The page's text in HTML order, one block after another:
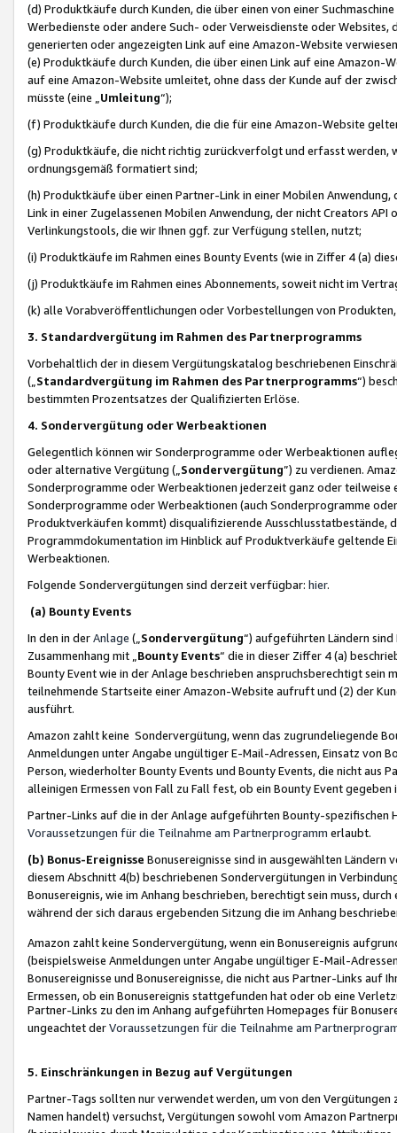
(d) Produktkäufe durch Kunden, die über einen von einer
Werbedienste oder andere Such- oder Verweisdienste oder Websites,
generierten oder angezeigten Link auf eine Amazon-Website
(e) Produktkäufe durch Kunden, die über einen Link auf eine
auf eine Amazon-Website umleitet, ohne dass der Kunde auf der
müsste (eine „ Umleitung“);
(f) Produktkäufe durch Kunden, die die für eine Amazon-Website
(g) Produktkäufe, die nicht richtig zurückverfolgt und erfasst werden,
ordnungsgemäß formatiert sind;
(h) Produktkäufe über einen Partner-Link in einer Mobilen
Link in einer Zugelassenen Mobilen Anwendung, der nicht Creators
Verlinkungstools, die wir Ihnen ggf. zur Verfügung stellen, nutzt;
(i) Produktkäufe im Rahmen eines Bounty Events (wie in Ziffer 4 (a)
(j) Produktkäufe im Rahmen eines Abonnements, soweit nicht im
(k) alle Vorabveröffentlichungen oder Vorbestellungen von
3. Standardvergütung im Rahmen des Partnerprogramms
Vorbehaltlich der in diesem Vergütungskatalog beschriebenen
(„ Standardvergütung im Rahmen des Partnerprogramms“)
bestimmten Prozentsatzes der Qualifizierten Erlöse.
4. Sondervergütung oder Werbeaktionen
Gelegentlich können wir Sonderprogramme oder Werbeaktionen
oder alternative Vergütung („ Sondervergütung”) zu verdienen.
Sonderprogramme oder Werbeaktionen jederzeit ganz oder
Sonderprogramme oder Werbeaktionen (auch Sonderprogramme
Produktverkäufen kommt) disqualifizierende Ausschlusstatbestände,
Programmdokumentation im Hinblick auf Produktverkäufe geltende
Werbeaktionen.
Folgende Sondervergütungen sind derzeit verfügbar: hier.
(a) Bounty Events
In den in derAnlage („ Sondervergütung“) aufgeführten Ländern
Zusammenhang mit „ Bounty Events“ die in dieser Ziffer 4 (a)
Bounty Event wie in der Anlage beschrieben anspruchsberechtigt sein
teilnehmende Startseite einer Amazon-Website aufruft und (2) der
ausführt.
Amazon zahlt keine Sondervergütung, wenn das zugrundeliegende
Anmeldungen unter Angabe ungültiger E-Mail-Adressen, Einsatz von
Person, wiederholter Bounty Events und Bounty Events, die nicht
alleinigen Ermessen von Fall zu Fall fest, ob ein Bounty Event
Partner-Links auf die in der Anlage aufgeführten Bounty-spezifischen
Voraussetzungen für die Teilnahme am Partnerprogramm erlaubt.
(b) Bonus-Ereignisse Bonusereignisse sind in ausgewählten Ländern
diesem Abschnitt 4(b) beschriebenen Sondervergütungen in
Bonusereignis, wie im Anhang beschrieben, berechtigt sein muss,
während der sich daraus ergebenden Sitzung die im Anhang
Amazon zahlt keine Sondervergütung, wenn ein Bonusereignis
(beispielsweise Anmeldungen unter Angabe ungültiger E-Mail-
Bonusereignisse und Bonusereignisse, die nicht aus Partner-Links auf
Ermessen, ob ein Bonusereignis stattgefunden hat oder ob eine
Partner-Links zu den im Anhang aufgeführten Homepages für
ungeachtet derVoraussetzungen für die Teilnahme am
5. Einschränkungen in Bezug auf Vergütungen
Partner-Tags sollten nur verwendet werden, um von den
Namen handelt) versuchst, Vergütungen sowohl vom Amazon